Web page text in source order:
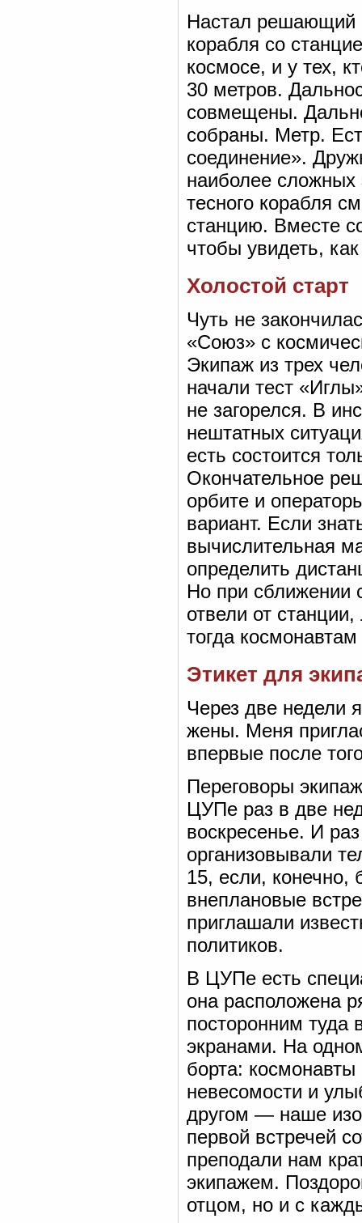
Настал решающий
корабля со
космосе, и у тех,
30 метров.
совмещены.
собраны. Метр.
соединение».
наиболее сложных
тесного корабля
станцию. Вместе
чтобы увидеть,
Холостой старт
Чуть не
«Союз» с
Экипаж из трех
начали тест
не загорелся. В
нештатных
есть состоится
Окончательное
орбите и
вариант. Если
вычислительная
определить
Но при сближении
отвели от
тогда
Этикет для
Через две недели
жены. Меня
впервые после
Переговоры
ЦУПе раз в две
воскресенье. И
организовывали
15, если, конечно,
внеплановые
приглашали
политиков.
В ЦУПе есть
она расположена
посторонним туда
экранами. На
борта:
невесомости и
другом — наше
первой встречей
преподали нам
экипажем.
отцом, но и с